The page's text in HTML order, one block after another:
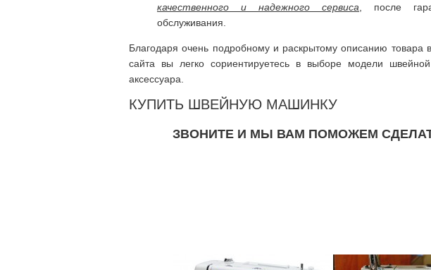
качественного и надежного сервиса , после
обслуживания.
Благодаря очень подробному и раскрытому описанию товара в
сайта вы легко сориентируетесь в выборе модели
аксессуара.
КУПИТЬ ШВЕЙНУЮ МАШИНКУ
ЗВОНИТЕ И МЫ ВАМ ПОМОЖЕМ